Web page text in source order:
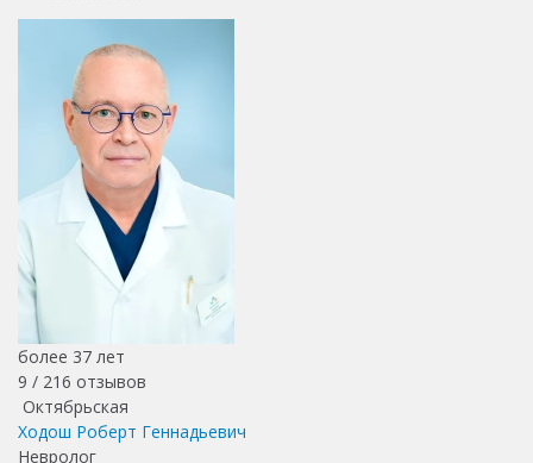
более 37 лет
9 / 216 отзывов
Октябрьская
Ходош Роберт Геннадьевич
Невролог